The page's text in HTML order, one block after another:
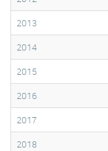
2013
2014
2015
2016
2017
2018